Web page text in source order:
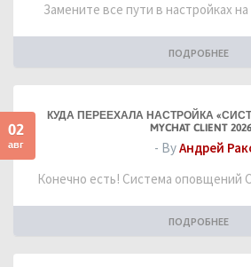
Замените все пути в настройках
ПОДРОБНЕЕ
02
авг
КУДА ПЕРЕЕХАЛА НАСТРОЙКА
MYCHAT CLIENT
- ByАндрей
Конечно есть! Система оповщений
ПОДРОБНЕЕ